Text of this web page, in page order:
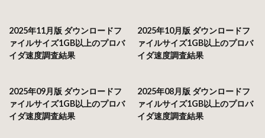
2025年11月版 ダウンロードフ
ァイルサイズ1GB以上のプロバ
イダ速度調査結果
2025年10月版 ダウンロードフ
ァイルサイズ1GB以上のプロバ
イダ速度調査結果
2025年09月版 ダウンロードフ
ァイルサイズ1GB以上のプロバ
イダ速度調査結果
2025年08月版 ダウンロードフ
ァイルサイズ1GB以上のプロバ
イダ速度調査結果